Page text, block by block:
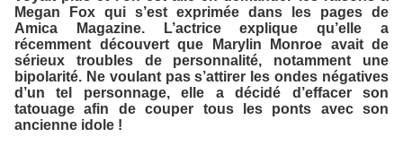
Megan Fox qui s’est exprimée dans les pages de
Amica Magazine. L’actrice explique qu’elle a
récemment découvert que Marylin Monroe avait de
sérieux troubles de personnalité, notamment une
bipolarité. Ne voulant pas s’attirer les ondes négatives
d’un tel personnage, elle a décidé d’effacer son
tatouage afin de couper tous les ponts avec son
ancienne idole !